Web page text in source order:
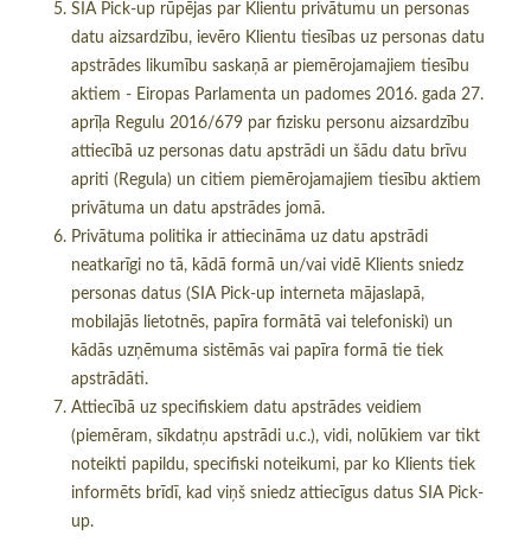
SIA Pick-up rūpējas par Klientu privātumu un personas
datu aizsardzību, ievēro Klientu tiesības uz personas datu
apstrādes likumību saskaņā ar piemērojamajiem tiesību
aktiem - Eiropas Parlamenta un padomes 2016. gada 27.
aprīļa Regulu 2016/679 par fizisku personu aizsardzību
attiecībā uz personas datu apstrādi un šādu datu brīvu
apriti (Regula) un citiem piemērojamajiem tiesību aktiem
privātuma un datu apstrādes jomā.
Privātuma politika ir attiecināma uz datu apstrādi
neatkarīgi no tā, kādā formā un/vai vidē Klients sniedz
personas datus (SIA Pick-up interneta mājaslapā,
mobilajās lietotnēs, papīra formātā vai telefoniski) un
kādās uzņēmuma sistēmās vai papīra formā tie tiek
apstrādāti.
Attiecībā uz specifiskiem datu apstrādes veidiem
(piemēram, sīkdatņu apstrādi u.c.), vidi, nolūkiem var tikt
noteikti papildu, specifiski noteikumi, par ko Klients tiek
informēts brīdī, kad viņš sniedz attiecīgus datus SIA Pick-
up.